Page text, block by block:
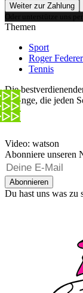
Weiter zur Zahlung
Oder unterstütze uns per
Themen
Sport
Roger Federer
Tennis
Die
8 Dinge, die jeden
Video: watson
Abonniere unseren
Abonnieren
Du hast uns was zu